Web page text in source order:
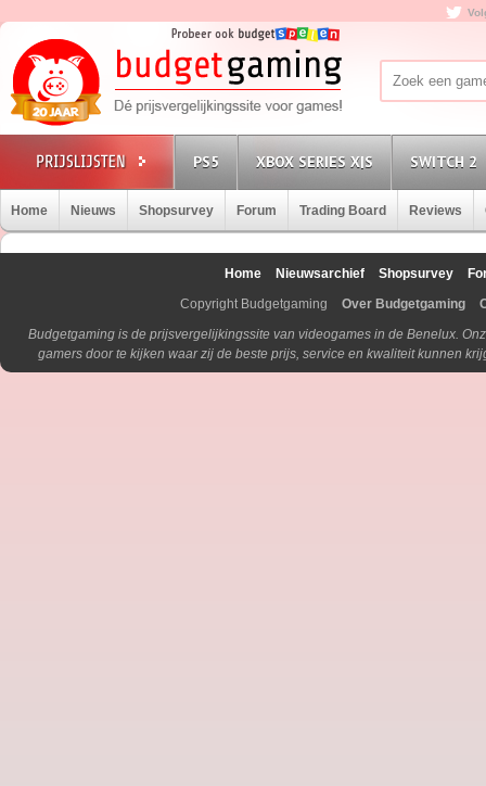
PS5 XBOX SERIES X|S SWITCH 2
Home Nieuws Shopsurvey Forum Trading Board Reviews
Home Nieuwsarchief Shopsurvey
Copyright Budgetgaming
Over Budgetgaming
Budgetgaming is de prijsvergelijkingssite van videogames in de Benelux.
gamers door te kijken waar zij de beste prijs, service en kwaliteit kunnen